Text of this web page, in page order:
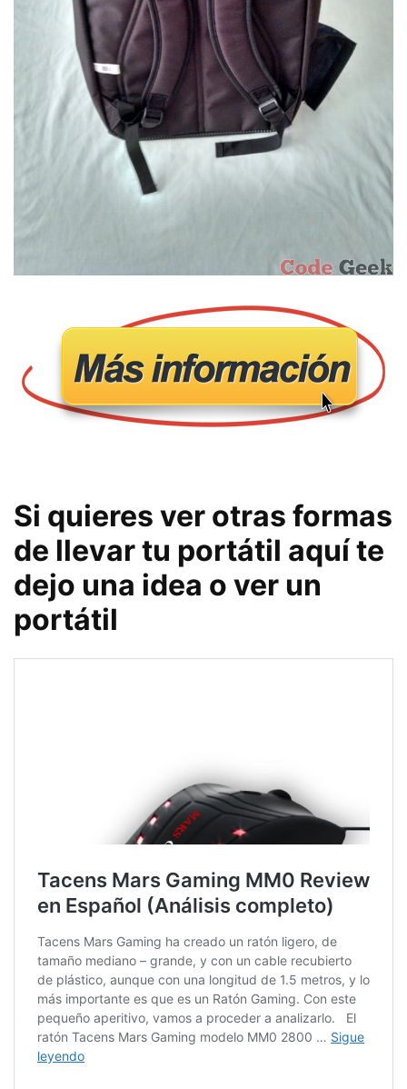
Si quieres ver otras formas
de llevar tu portátil aquí te
dejo una idea o ver un
portátil